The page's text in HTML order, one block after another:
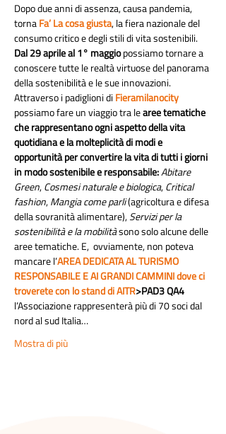
Dopo due anni di assenza, causa pandemia,
torna Fa’ La cosa giusta, la fiera nazionale del
consumo critico e degli stili di vita sostenibili.
Dal 29 aprile al 1° maggio possiamo tornare a
conoscere tutte le realtà virtuose del panorama
della sostenibilità e le sue innovazioni.
Attraverso i padiglioni di Fieramilanocity
possiamo fare un viaggio tra le aree tematiche
che rappresentano ogni aspetto della vita
quotidiana e la molteplicità di modi e
opportunità per convertire la vita di tutti i giorni
in modo sostenibile e responsabile:Abitare
Green, Cosmesi naturale e biologica, Critical
fashion, Mangia come parli (agricoltura e difesa
della sovranità alimentare), Servizi per la
sostenibilità e la mobilità sono solo alcune delle
aree tematiche. E,  ovviamente, non poteva
mancare l’AREA DEDICATA AL TURISMO
RESPONSABILE E AI GRANDI CAMMINI dove ci
troverete con lo stand di AITR>PAD3 QA4
l’Associazione rappresenterà più di 70 soci dal
nord al sud Italia…
Mostra di più